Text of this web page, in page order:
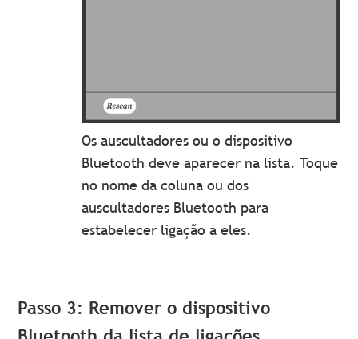
Os auscultadores ou o dispositivo
Bluetooth deve aparecer na lista. Toque
no nome da coluna ou dos
auscultadores Bluetooth para
estabelecer ligação a eles.
Passo 3: Remover o dispositivo